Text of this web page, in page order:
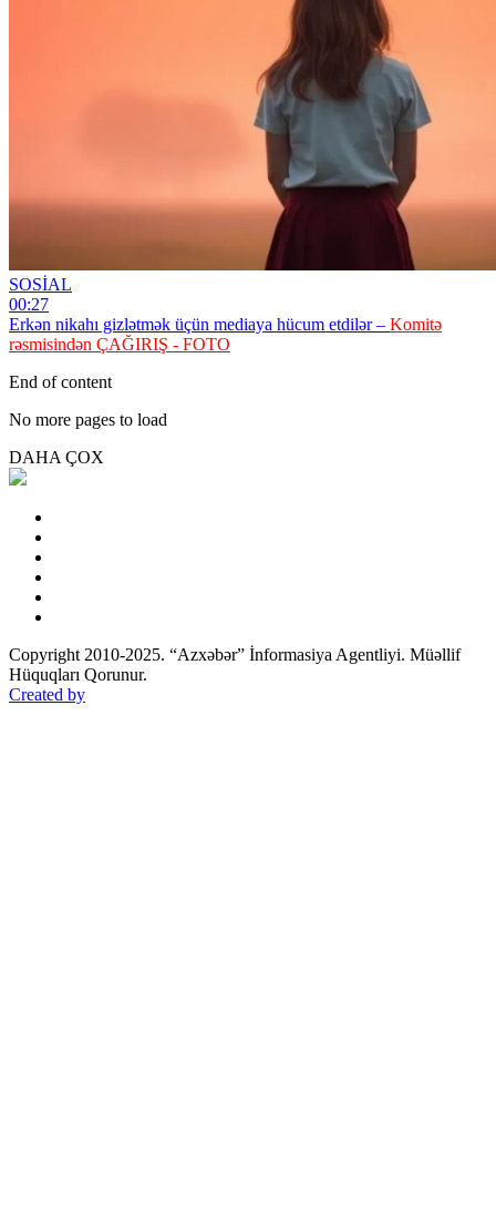
SOSİAL
00:27
Erkən nikahı gizlətmək üçün mediaya hücum etdilər – Komitə
rəsmisindən ÇAĞIRIŞ - FOTO
End of content
No more pages to load
DAHA ÇOX
Copyright 2010-2025. “Azxəbər” İnformasiya Agentliyi. Müəllif
Hüquqları Qorunur.
Created by